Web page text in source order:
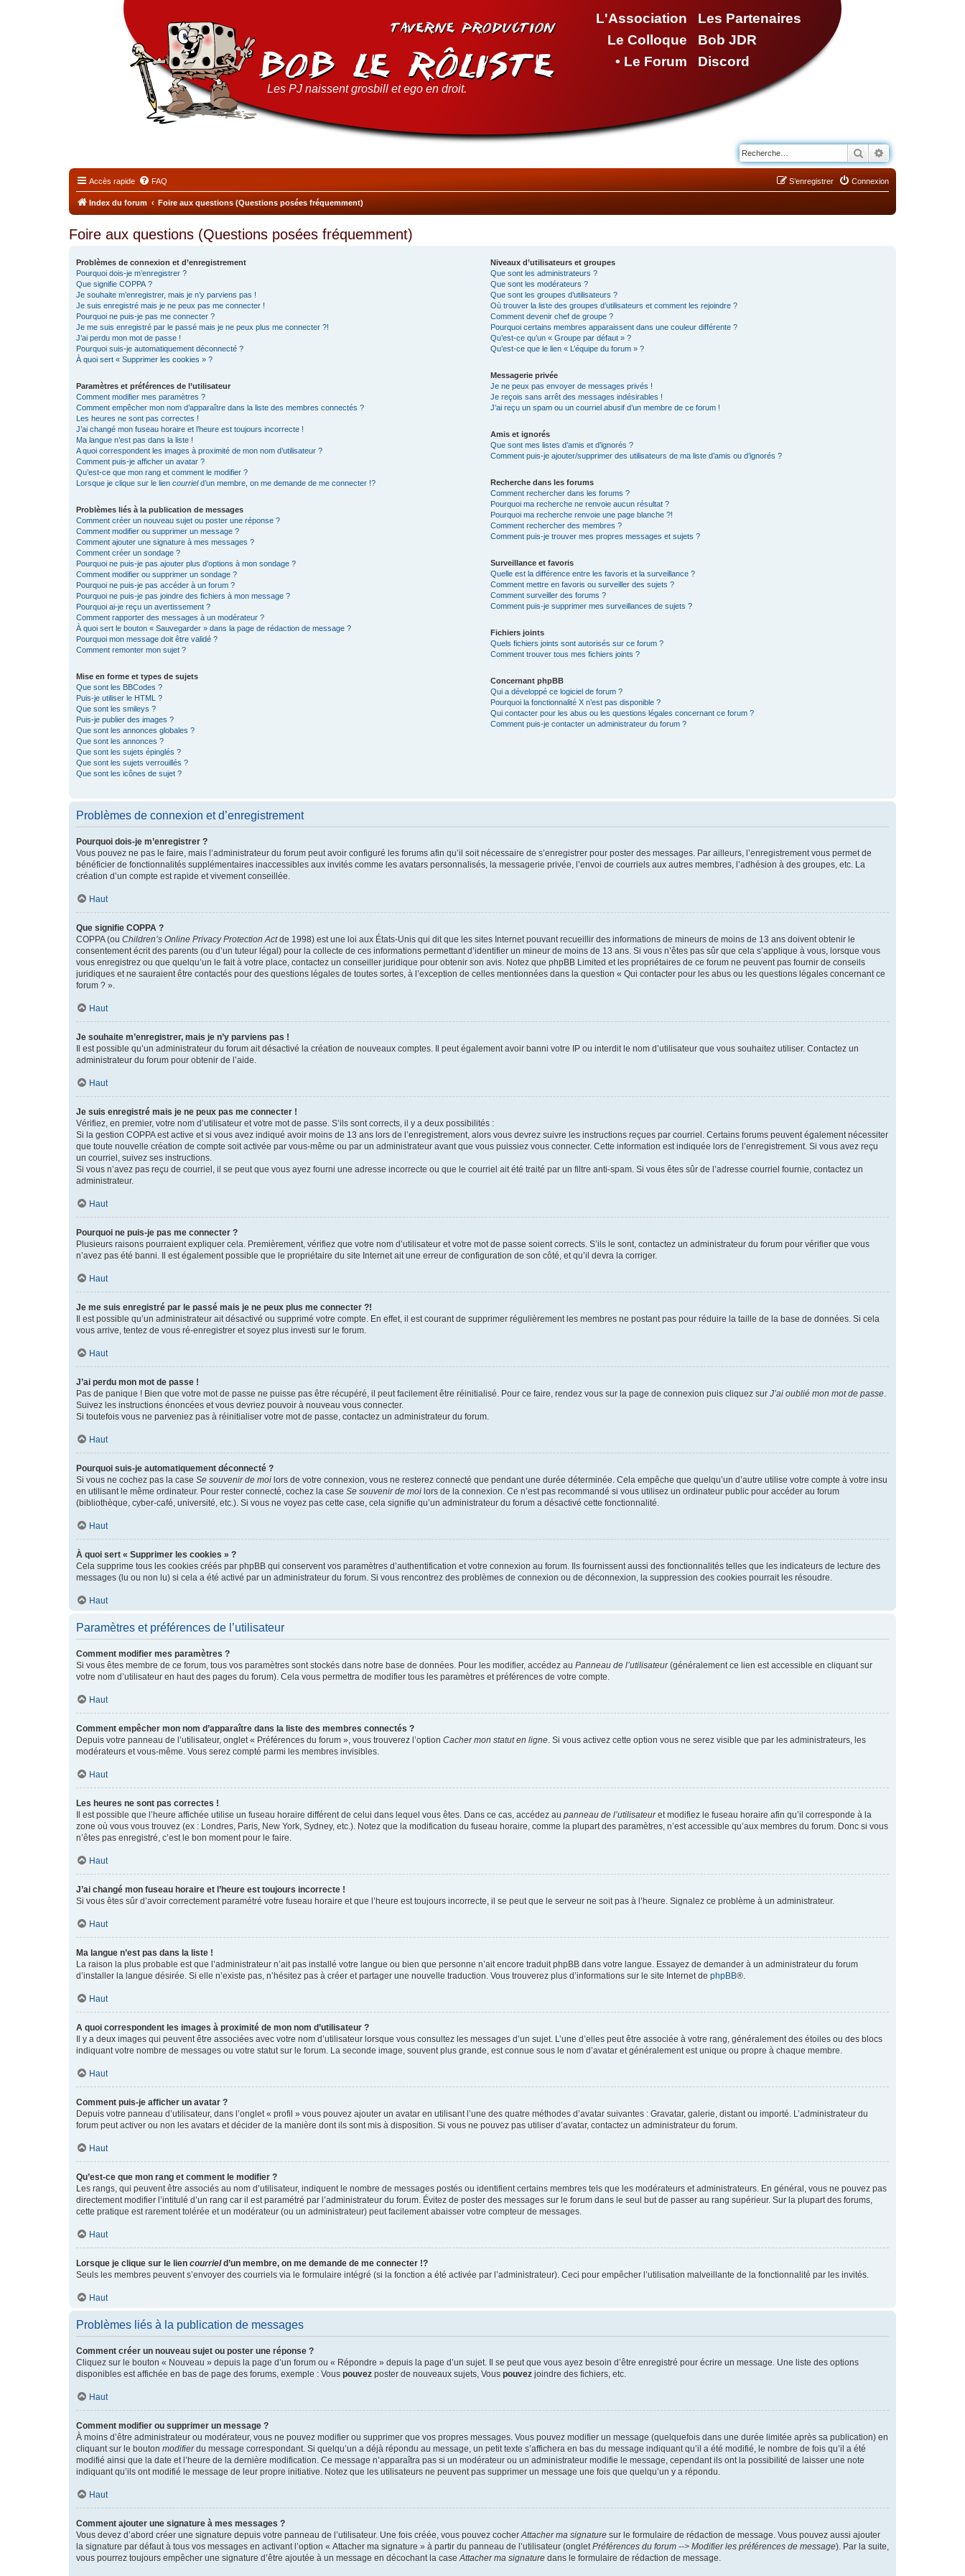
L'Association
Le Colloque
• Le Forum
Les Partenaires
Bob JDR
Discord
Les PJ naissent grosbill et ego en droit.
Rechercher
Accès rapide FAQ Connexion
S’enregistrer
Index du forum Foire aux questions (Questions posées fréquemment)
Foire aux questions (Questions posées fréquemment)
Problèmes de connexion et d’enregistrement
Pourquoi dois-je m’enregistrer ?
Que signifie COPPA ?
Je souhaite m’enregistrer, mais je n’y parviens pas !
Je suis enregistré mais je ne peux pas me connecter !
Pourquoi ne puis-je pas me connecter ?
Je me suis enregistré par le passé mais je ne peux plus me connecter ?!
J’ai perdu mon mot de passe !
Pourquoi suis-je automatiquement déconnecté ?
À quoi sert « Supprimer les cookies » ?
Paramètres et préférences de l’utilisateur
Comment modifier mes paramètres ?
Comment empêcher mon nom d’apparaître dans la liste des membres connectés ?
Les heures ne sont pas correctes !
J’ai changé mon fuseau horaire et l’heure est toujours incorrecte !
Ma langue n’est pas dans la liste !
A quoi correspondent les images à proximité de mon nom d’utilisateur ?
Comment puis-je afficher un avatar ?
Qu’est-ce que mon rang et comment le modifier ?
Lorsque je clique sur le lien courrield’un membre, on me demande de me connecter !?
Problèmes liés à la publication de messages
Comment créer un nouveau sujet ou poster une réponse ?
Comment modifier ou supprimer un message ?
Comment ajouter une signature à mes messages ?
Comment créer un sondage ?
Pourquoi ne puis-je pas ajouter plus d’options à mon sondage ?
Comment modifier ou supprimer un sondage ?
Pourquoi ne puis-je pas accéder à un forum ?
Pourquoi ne puis-je pas joindre des fichiers à mon message ?
Pourquoi ai-je reçu un avertissement ?
Comment rapporter des messages à un modérateur ?
À quoi sert le bouton « Sauvegarder » dans la page de rédaction de message ?
Pourquoi mon message doit être validé ?
Comment remonter mon sujet ?
Mise en forme et types de sujets
Que sont les BBCodes ?
Puis-je utiliser le HTML ?
Que sont les smileys ?
Puis-je publier des images ?
Que sont les annonces globales ?
Que sont les annonces ?
Que sont les sujets épinglés ?
Que sont les sujets verrouillés ?
Que sont les icônes de sujet ?
Niveaux d’utilisateurs et groupes
Que sont les administrateurs ?
Que sont les modérateurs ?
Que sont les groupes d’utilisateurs ?
Où trouver la liste des groupes d’utilisateurs et comment les rejoindre ?
Comment devenir chef de groupe ?
Pourquoi certains membres apparaissent dans une couleur différente ?
Qu’est-ce qu’un « Groupe par défaut » ?
Qu’est-ce que le lien « L’équipe du forum » ?
Messagerie privée
Je ne peux pas envoyer de messages privés !
Je reçois sans arrêt des messages indésirables !
J’ai reçu un spam ou un courriel abusif d’un membre de ce forum !
Amis et ignorés
Que sont mes listes d’amis et d’ignorés ?
Comment puis-je ajouter/supprimer des utilisateurs de ma liste d’amis ou d’ignorés ?
Recherche dans les forums
Comment rechercher dans les forums ?
Pourquoi ma recherche ne renvoie aucun résultat ?
Pourquoi ma recherche renvoie une page blanche ?!
Comment rechercher des membres ?
Comment puis-je trouver mes propres messages et sujets ?
Surveillance et favoris
Quelle est la différence entre les favoris et la surveillance ?
Comment mettre en favoris ou surveiller des sujets ?
Comment surveiller des forums ?
Comment puis-je supprimer mes surveillances de sujets ?
Fichiers joints
Quels fichiers joints sont autorisés sur ce forum ?
Comment trouver tous mes fichiers joints ?
Concernant phpBB
Qui a développé ce logiciel de forum ?
Pourquoi la fonctionnalité X n’est pas disponible ?
Qui contacter pour les abus ou les questions légales concernant ce forum ?
Comment puis-je contacter un administrateur du forum ?
Problèmes de connexion et d’enregistrement
Pourquoi dois-je m’enregistrer ?
Vous pouvez ne pas le faire, mais l’administrateur du forum peut avoir configuré les forums afin qu’il soit nécessaire de s’enregistrer pour poster des messages. Par ailleurs, l’enregistrement vous permet de
bénéficier de fonctionnalités supplémentaires inaccessibles aux invités comme les avatars personnalisés, la messagerie privée, l’envoi de courriels aux autres membres, l’adhésion à des groupes, etc. La
création d’un compte est rapide et vivement conseillée.
Haut
Que signifie COPPA ?
COPPA (ou Children’s Online Privacy Protection Actde 1998) est une loi aux États-Unis qui dit que les sites Internet pouvant recueillir des informations de mineurs de moins de 13 ans doivent obtenir le
consentement écrit des parents (ou d’un tuteur légal) pour la collecte de ces informations permettant d’identifier un mineur de moins de 13 ans. Si vous n’êtes pas sûr que cela s’applique à vous, lorsque vous
vous enregistrez ou que quelqu’un le fait à votre place, contactez un conseiller juridique pour obtenir son avis. Notez que phpBB Limited et les propriétaires de ce forum ne peuvent pas fournir de conseils
juridiques et ne sauraient être contactés pour des questions légales de toutes sortes, à l’exception de celles mentionnées dans la question « Qui contacter pour les abus ou les questions légales concernant ce
forum ? ».
Haut
Je souhaite m’enregistrer, mais je n’y parviens pas !
Il est possible qu’un administrateur du forum ait désactivé la création de nouveaux comptes. Il peut également avoir banni votre IP ou interdit le nom d’utilisateur que vous souhaitez utiliser. Contactez un
administrateur du forum pour obtenir de l’aide.
Haut
Je suis enregistré mais je ne peux pas me connecter !
Vérifiez, en premier, votre nom d’utilisateur et votre mot de passe. S’ils sont corrects, il y a deux possibilités :
Si la gestion COPPA est active et si vous avez indiqué avoir moins de 13 ans lors de l’enregistrement, alors vous devrez suivre les instructions reçues par courriel. Certains forums peuvent également nécessiter
que toute nouvelle création de compte soit activée par vous-même ou par un administrateur avant que vous puissiez vous connecter. Cette information est indiquée lors de l’enregistrement. Si vous avez reçu
un courriel, suivez ses instructions.
Si vous n’avez pas reçu de courriel, il se peut que vous ayez fourni une adresse incorrecte ou que le courriel ait été traité par un filtre anti-spam. Si vous êtes sûr de l’adresse courriel fournie, contactez un
administrateur.
Haut
Pourquoi ne puis-je pas me connecter ?
Plusieurs raisons pourraient expliquer cela. Premièrement, vérifiez que votre nom d’utilisateur et votre mot de passe soient corrects. S’ils le sont, contactez un administrateur du forum pour vérifier que vous
n’avez pas été banni. Il est également possible que le propriétaire du site Internet ait une erreur de configuration de son côté, et qu’il devra la corriger.
Haut
Je me suis enregistré par le passé mais je ne peux plus me connecter ?!
Il est possible qu’un administrateur ait désactivé ou supprimé votre compte. En effet, il est courant de supprimer régulièrement les membres ne postant pas pour réduire la taille de la base de données. Si cela
vous arrive, tentez de vous ré-enregistrer et soyez plus investi sur le forum.
Haut
J’ai perdu mon mot de passe !
Pas de panique ! Bien que votre mot de passe ne puisse pas être récupéré, il peut facilement être réinitialisé. Pour ce faire, rendez vous sur la page de connexion puis cliquez sur J’ai oublié mon mot de passe.
Suivez les instructions énoncées et vous devriez pouvoir à nouveau vous connecter.
Si toutefois vous ne parveniez pas à réinitialiser votre mot de passe, contactez un administrateur du forum.
Haut
Pourquoi suis-je automatiquement déconnecté ?
Si vous ne cochez pas la case Se souvenir de moi lors de votre connexion, vous ne resterez connecté que pendant une durée déterminée. Cela empêche que quelqu’un d’autre utilise votre compte à votre insu
en utilisant le même ordinateur. Pour rester connecté, cochez la case Se souvenir de moi lors de la connexion. Ce n’est pas recommandé si vous utilisez un ordinateur public pour accéder au forum
(bibliothèque, cyber-café, université, etc.). Si vous ne voyez pas cette case, cela signifie qu’un administrateur du forum a désactivé cette fonctionnalité.
Haut
À quoi sert « Supprimer les cookies » ?
Cela supprime tous les cookies créés par phpBB qui conservent vos paramètres d’authentification et votre connexion au forum. Ils fournissent aussi des fonctionnalités telles que les indicateurs de lecture des
messages (lu ou non lu) si cela a été activé par un administrateur du forum. Si vous rencontrez des problèmes de connexion ou de déconnexion, la suppression des cookies pourrait les résoudre.
Haut
Paramètres et préférences de l’utilisateur
Comment modifier mes paramètres ?
Si vous êtes membre de ce forum, tous vos paramètres sont stockés dans notre base de données. Pour les modifier, accédez au Panneau de l’utilisateur(généralement ce lien est accessible en cliquant sur
votre nom d’utilisateur en haut des pages du forum). Cela vous permettra de modifier tous les paramètres et préférences de votre compte.
Haut
Comment empêcher mon nom d’apparaître dans la liste des membres connectés ?
Depuis votre panneau de l’utilisateur, onglet « Préférences du forum », vous trouverez l’option Cacher mon statut en ligne. Si vous activez cette option vous ne serez visible que par les administrateurs, les
modérateurs et vous-même. Vous serez compté parmi les membres invisibles.
Haut
Les heures ne sont pas correctes !
Il est possible que l’heure affichée utilise un fuseau horaire différent de celui dans lequel vous êtes. Dans ce cas, accédez au panneau de l’utilisateuret modifiez le fuseau horaire afin qu’il corresponde à la
zone où vous vous trouvez (ex : Londres, Paris, New York, Sydney, etc.). Notez que la modification du fuseau horaire, comme la plupart des paramètres, n’est accessible qu’aux membres du forum. Donc si vous
n’êtes pas enregistré, c’est le bon moment pour le faire.
Haut
J’ai changé mon fuseau horaire et l’heure est toujours incorrecte !
Si vous êtes sûr d’avoir correctement paramétré votre fuseau horaire et que l’heure est toujours incorrecte, il se peut que le serveur ne soit pas à l’heure. Signalez ce problème à un administrateur.
Haut
Ma langue n’est pas dans la liste !
La raison la plus probable est que l’administrateur n’ait pas installé votre langue ou bien que personne n’ait encore traduit phpBB dans votre langue. Essayez de demander à un administrateur du forum
d’installer la langue désirée. Si elle n’existe pas, n’hésitez pas à créer et partager une nouvelle traduction. Vous trouverez plus d’informations sur le site Internet de phpBB®.
Haut
A quoi correspondent les images à proximité de mon nom d’utilisateur ?
Il y a deux images qui peuvent être associées avec votre nom d’utilisateur lorsque vous consultez les messages d’un sujet. L’une d’elles peut être associée à votre rang, généralement des étoiles ou des blocs
indiquant votre nombre de messages ou votre statut sur le forum. La seconde image, souvent plus grande, est connue sous le nom d’avatar et généralement est unique ou propre à chaque membre.
Haut
Comment puis-je afficher un avatar ?
Depuis votre panneau d’utilisateur, dans l’onglet « profil » vous pouvez ajouter un avatar en utilisant l’une des quatre méthodes d’avatar suivantes : Gravatar, galerie, distant ou importé. L’administrateur du
forum peut activer ou non les avatars et décider de la manière dont ils sont mis à disposition. Si vous ne pouvez pas utiliser d’avatar, contactez un administrateur du forum.
Haut
Qu’est-ce que mon rang et comment le modifier ?
Les rangs, qui peuvent être associés au nom d’utilisateur, indiquent le nombre de messages postés ou identifient certains membres tels que les modérateurs et administrateurs. En général, vous ne pouvez pas
directement modifier l’intitulé d’un rang car il est paramétré par l’administrateur du forum. Évitez de poster des messages sur le forum dans le seul but de passer au rang supérieur. Sur la plupart des forums,
cette pratique est rarement tolérée et un modérateur (ou un administrateur) peut facilement abaisser votre compteur de messages.
Haut
Lorsque je clique sur le lien courrield’un membre, on me demande de me connecter !?
Seuls les membres peuvent s’envoyer des courriels via le formulaire intégré (si la fonction a été activée par l’administrateur). Ceci pour empêcher l’utilisation malveillante de la fonctionnalité par les invités.
Haut
Problèmes liés à la publication de messages
Comment créer un nouveau sujet ou poster une réponse ?
Cliquez sur le bouton « Nouveau » depuis la page d’un forum ou « Répondre » depuis la page d’un sujet. Il se peut que vous ayez besoin d’être enregistré pour écrire un message. Une liste des options
disponibles est affichée en bas de page des forums, exemple : Vous pouvez poster de nouveaux sujets, Vous pouvez joindre des fichiers, etc.
Haut
Comment modifier ou supprimer un message ?
À moins d’être administrateur ou modérateur, vous ne pouvez modifier ou supprimer que vos propres messages. Vous pouvez modifier un message (quelquefois dans une durée limitée après sa publication) en
cliquant sur le bouton modifierdu message correspondant. Si quelqu’un a déjà répondu au message, un petit texte s’affichera en bas du message indiquant qu’il a été modifié, le nombre de fois qu’il a été
modifié ainsi que la date et l’heure de la dernière modification. Ce message n’apparaîtra pas si un modérateur ou un administrateur modifie le message, cependant ils ont la possibilité de laisser une note
indiquant qu’ils ont modifié le message de leur propre initiative. Notez que les utilisateurs ne peuvent pas supprimer un message une fois que quelqu’un y a répondu.
Haut
Comment ajouter une signature à mes messages ?
Vous devez d’abord créer une signature depuis votre panneau de l’utilisateur. Une fois créée, vous pouvez cocherAttacher ma signature sur le formulaire de rédaction de message. Vous pouvez aussi ajouter
la signature par défaut à tous vos messages en activant l’option « Attacher ma signature » à partir du panneau de l’utilisateur (ongletPréférences du forum --> Modifier les préférences de message). Par la suite,
vous pourrez toujours empêcher une signature d’être ajoutée à un message en décochant la caseAttacher ma signature dans le formulaire de rédaction de message.